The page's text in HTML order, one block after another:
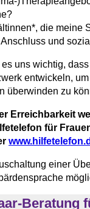
die meine
und
es uns wichtig,
entwickeln,
überwinden zu
Erreichbarkeit
für
einer
Beratung